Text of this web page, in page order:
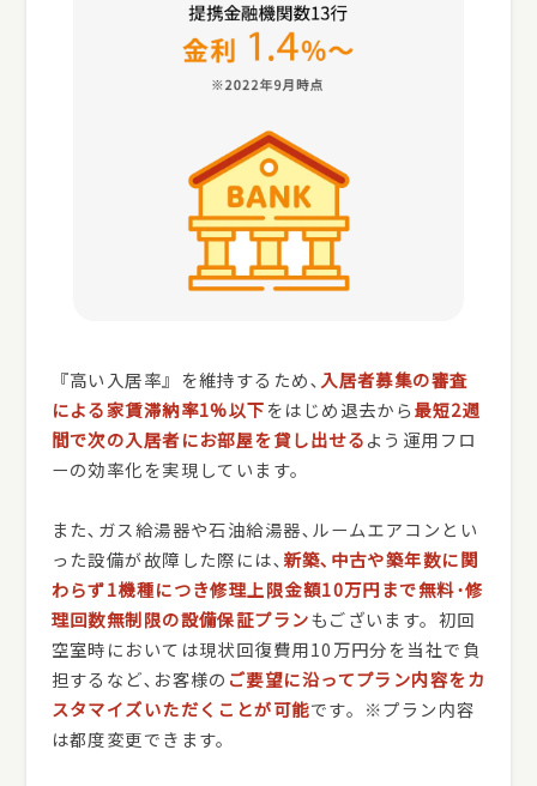
『高い入居率』を維持するため､ 入居者募集の審査
による家賃滞納率1%以下をはじめ退去から最短2週
間で次の入居者にお部屋を貸し出せるよう運用フロ
ーの効率化を実現しています。
また､ガス給湯器や石油給湯器､ルームエアコンとい
った設備が故障した際には､ 新築､中古や築年数に関
わらず1機種につき修理上限金額10万円まで無料･修
理回数無制限の設備保証プランもございます。初回
空室時においては現状回復費用10万円分を当社で負
担するなど､お客様の ご要望に沿ってプラン内容をカ
スタマイズいただくことが可能です。※プラン内容
は都度変更できます。